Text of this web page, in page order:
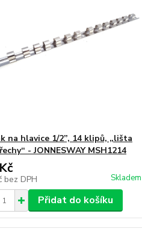
na hlavice 1/2”, 14 klipů, „lišta
- JONNESWAY MSH1214
bez DPH Skladem
Přidat do košíku